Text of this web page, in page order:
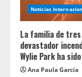
Noticias
La familia de
devastador
Wylie Park ha
Ana Paula García